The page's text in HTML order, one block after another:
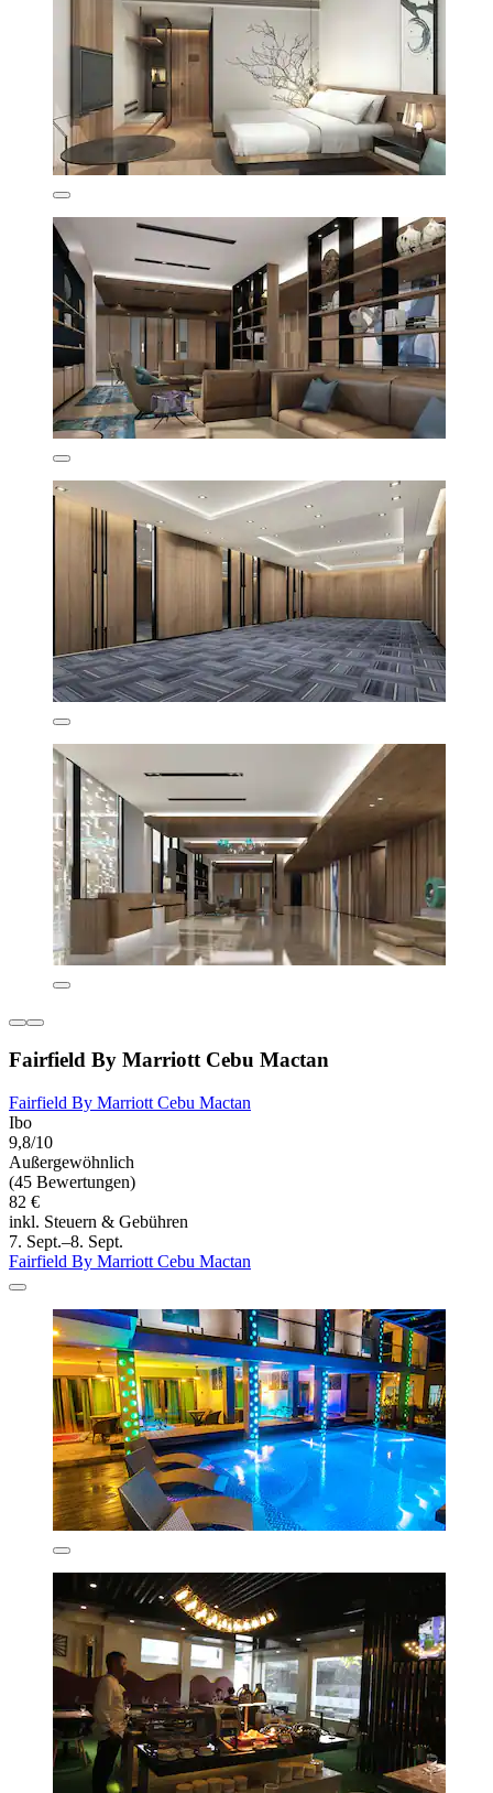
Fairfield By Marriott Cebu Mactan
Fairfield By Marriott Cebu Mactan
Ibo
9,8/10
Außergewöhnlich
(45 Bewertungen)
82 €
inkl. Steuern & Gebühren
7. Sept.–8. Sept.
Fairfield By Marriott Cebu Mactan